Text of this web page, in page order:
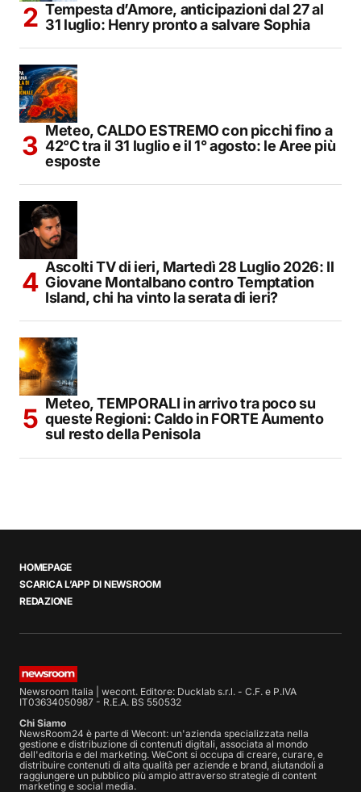
Tempesta d’Amore, anticipazioni dal 27 al
31 luglio: Henry pronto a salvare Sophia
Meteo, CALDO ESTREMO con picchi fino a
42°C tra il 31 luglio e il 1° agosto: le Aree più
esposte
Ascolti TV di ieri, Martedì 28 Luglio 2026: Il
Giovane Montalbano contro Temptation
Island, chi ha vinto la serata di ieri?
Meteo, TEMPORALI in arrivo tra poco su
queste Regioni: Caldo in FORTE Aumento
sul resto della Penisola
HOMEPAGE
SCARICA L’APP DI NEWSROOM
REDAZIONE
Newsroom Italia | wecont. Editore: Ducklab s.r.l. - C.F. e P.IVA
IT03634050987 - R.E.A. BS 550532
Chi Siamo
NewsRoom24 è parte di Wecont: un'azienda specializzata nella
gestione e distribuzione di contenuti digitali, associata al mondo
dell'editoria e del marketing. WeCont si occupa di creare, curare, e
distribuire contenuti di alta qualità per aziende e brand, aiutandoli a
raggiungere un pubblico più ampio attraverso strategie di content
marketing e social media.